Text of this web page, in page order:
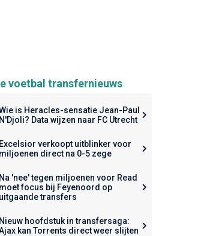
voetbal transfernieuws
is Heracles-sensatie Jean-Paul
N'Djoli? Data wijzen naar FC Utrecht
Excelsior verkoopt uitblinker voor
direct na 0-5 zege
Na 'nee' tegen miljoenen voor Read
focus bij Feyenoord op
uitgaande transfers
Nieuw hoofdstuk in transfersaga:
kan Torrents direct weer slijten